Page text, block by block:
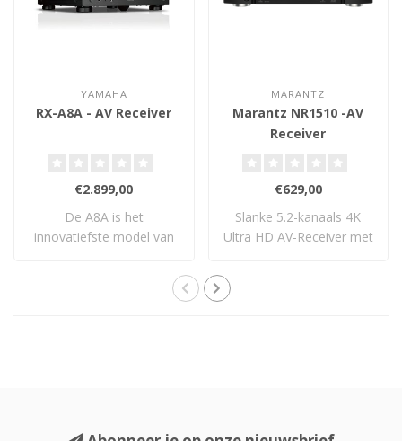
YAMAHA
RX-A8A - AV Receiver
€2.899,00
De A8A is het
innovatiefste model van
MARANTZ
Marantz NR1510 -AV
Receiver
€629,00
Slanke 5.2-kanaals 4K
Ultra HD AV-Receiver met